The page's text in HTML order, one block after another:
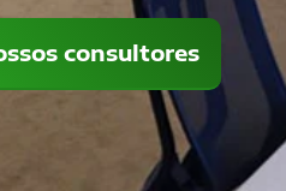
consultores